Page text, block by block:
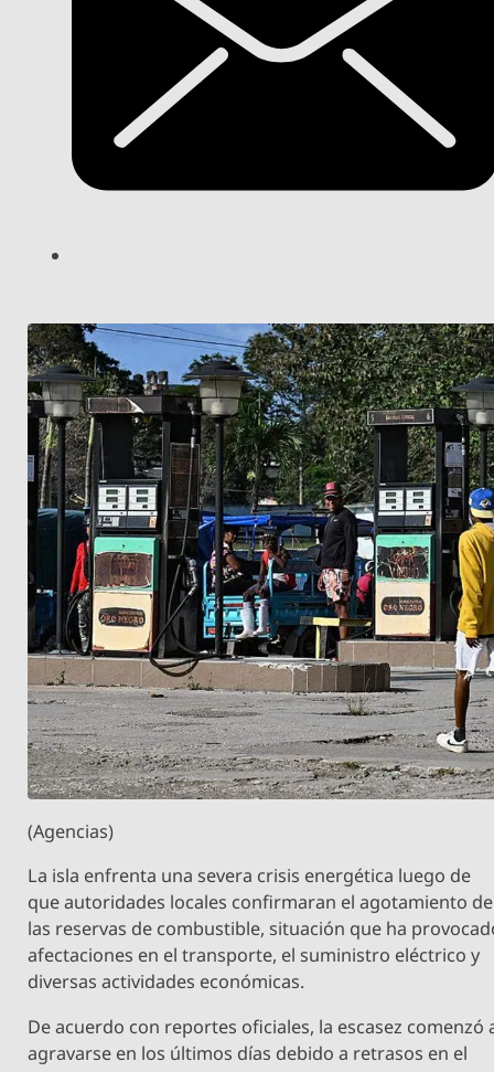
(Agencias)
La isla enfrenta una severa crisis energética luego de
que autoridades locales confirmaran el agotamiento de
las reservas de combustible, situación que ha
afectaciones en el transporte, el suministro eléctrico y
diversas actividades económicas.
De acuerdo con reportes oficiales, la escasez comenzó
agravarse en los últimos días debido a retrasos en el